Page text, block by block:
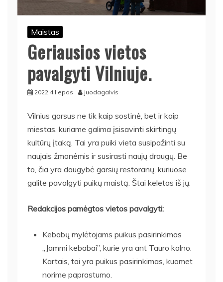
Maistas
Geriausios vietos
pavalgyti Vilniuje.
2022 4 liepos juodagalvis
Vilnius garsus ne tik kaip sostinė, bet ir kaip
miestas, kuriame galima įsisavinti skirtingų
kultūrų įtaką. Tai yra puiki vieta susipažinti su
naujais žmonėmis ir susirasti naujų draugų. Be
to, čia yra daugybė garsių restoranų, kuriuose
galite pavalgyti puikų maistą. Štai keletas iš jų:
Redakcijos pamėgtos vietos pavalgyti:
Kebabų mylėtojams puikus pasirinkimas
„Jammi kebabai”, kurie yra ant Tauro kalno.
Kartais, tai yra puikus pasirinkimas, kuomet
norime paprastumo.